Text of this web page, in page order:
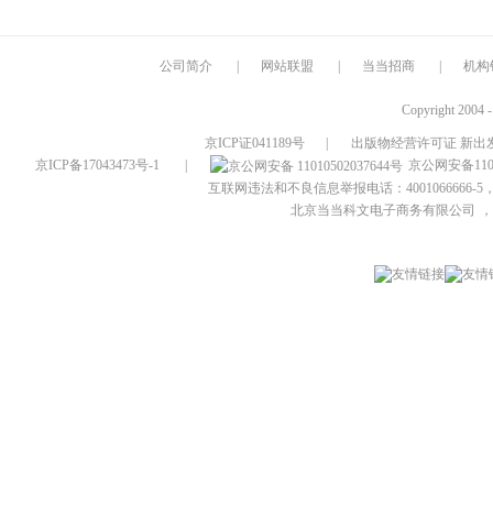
公司简介 网站联盟 当当招商 机构
Copyright 2004
京ICP证041189号
出版物经营许可证 新出
京ICP备17043473号-1
京公网安备
互联网违法和不良信息举报电话：4001066666-5
北京当当科文电子商务有限公司